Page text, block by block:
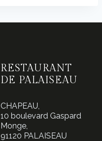
RESTAURANT
DE PALAISEAU
CHAPEAU,
10 boulevard Gaspard
Monge,
91120 PALAISEAU